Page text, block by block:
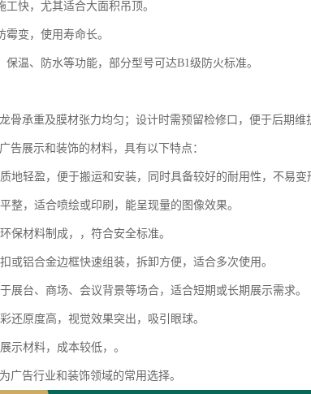
快，尤其适合大面积吊顶。
变，使用寿命长。
温、防水等功能，部分型号可达B1级防火标准。
骨承重及膜材张力均匀；设计时需预留检修口，便于后期维
告展示和装饰的材料，具有以下特点：
地轻盈，便于搬运和安装，同时具备较好的耐用性，不易变
整，适合喷绘或印刷，能呈现量的图像效果。
保材料制成，，符合安全标准。
或铝合金边框快速组装，拆卸方便，适合多次使用。
展台、商场、会议背景等场合，适合短期或长期展示需求。
还原度高，视觉效果突出，吸引眼球。
示材料，成本较低，。
广告行业和装饰领域的常用选择。